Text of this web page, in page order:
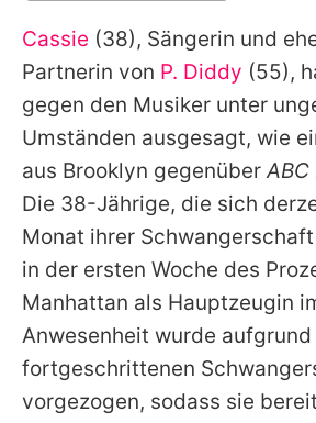
Alle Themen auf
Jobs
App runterladen
Team
Redaktionelle
Impressum
Cassie (38), Sängerin und
Partnerin von P. Diddy (55),
gegen den Musiker unter
Umständen ausgesagt, wie
aus Brooklyn gegenüberABC
Die 38-Jährige, die sich
Monat ihrer
in der ersten Woche des
Manhattan als Hauptzeugin
Anwesenheit wurde
fortgeschrittenen
vorgezogen, sodass sie